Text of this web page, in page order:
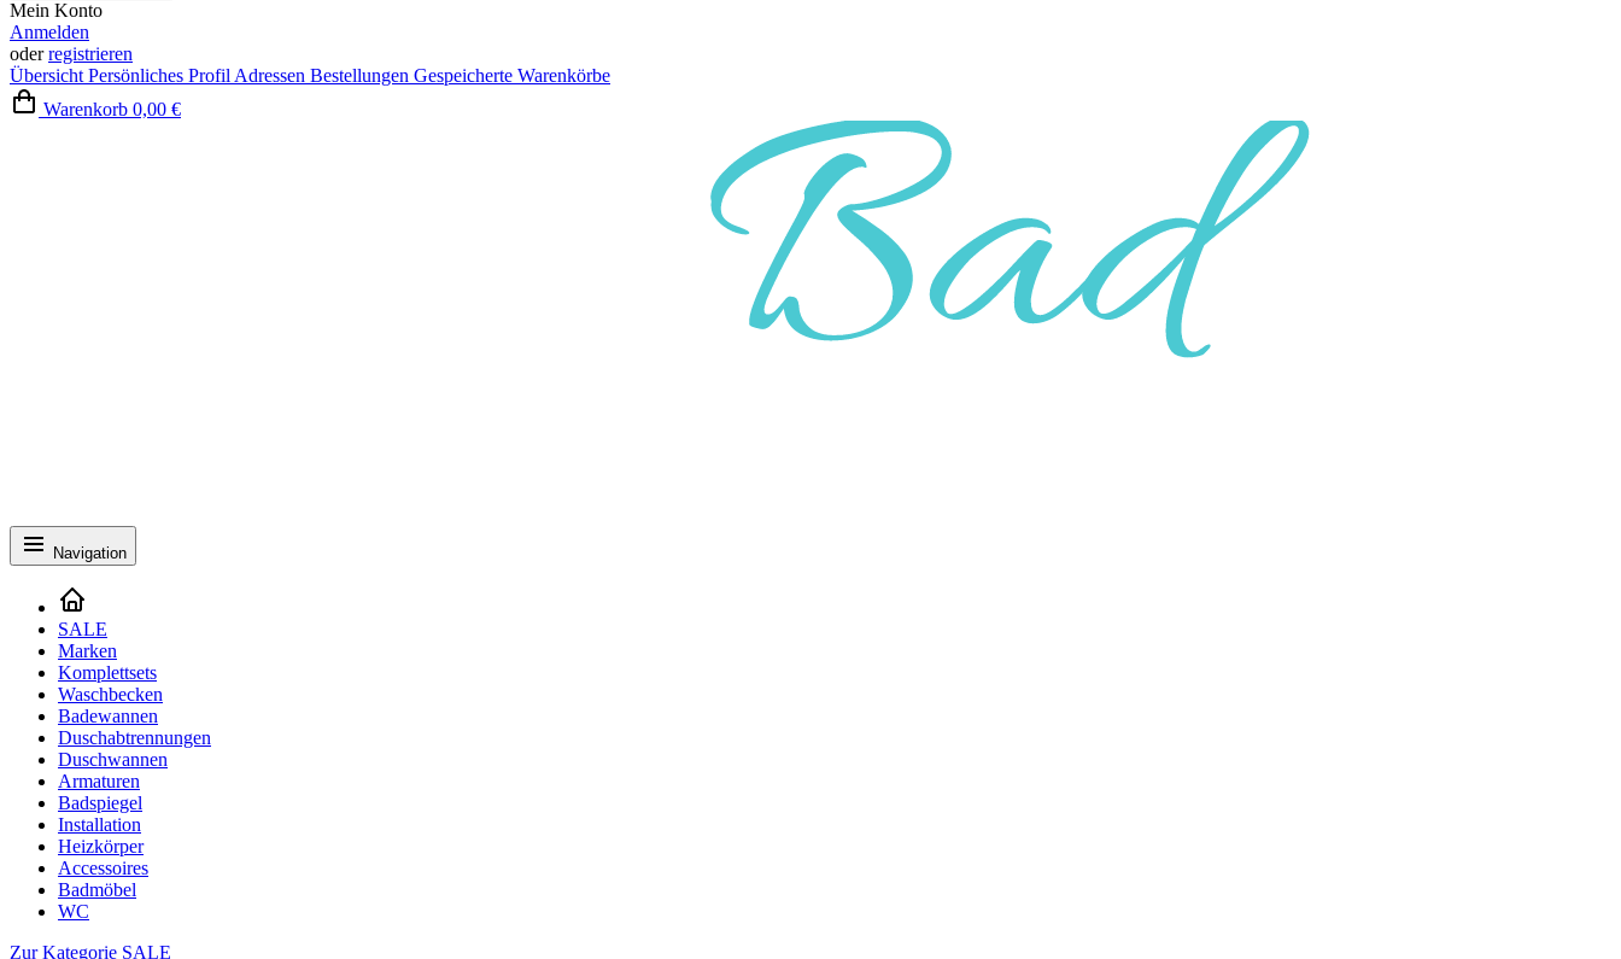
Mein Konto
Anmelden
oderregistrieren
Übersicht Persönliches Profil Adressen Bestellungen Gespeicherte Warenkörbe
Warenkorb 0,00 €
Navigation
SALE
Marken
Komplettsets
Waschbecken
Badewannen
Duschabtrennungen
Duschwannen
Armaturen
Badspiegel
Installation
Heizkörper
Accessoires
Badmöbel
WC
Zur Kategorie SALE